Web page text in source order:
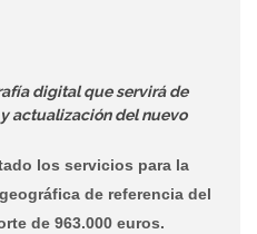
digital que servirá de
actualización del nuevo
los servicios para la
de referencia del
de 963.000 euros.